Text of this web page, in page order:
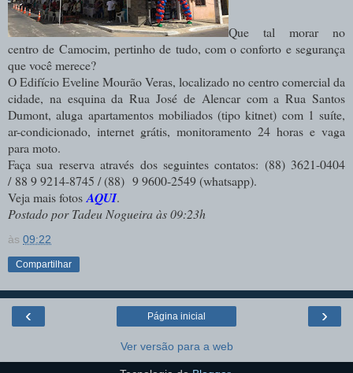
Que tal morar no
centro de Camocim, pertinho de tudo, com o conforto e segurança
que você merece?
O Edifício Eveline Mourão Veras, localizado no centro comercial da
cidade, na esquina da Rua José de Alencar com a Rua Santos
Dumont, aluga apartamentos mobiliados (tipo kitnet) com 1 suíte,
ar-condicionado, internet grátis, monitoramento 24 horas e vaga
para moto.
Faça sua reserva através dos seguintes contatos: (88) 3621-0404
/ 88 9 9214-8745 / (88) 9 9600-2549 (whatsapp).
Veja mais fotos AQUI.
Postado por Tadeu Nogueira às 09:23h
às 09:22
Compartilhar
‹ ›
Página inicial
Ver versão para a web